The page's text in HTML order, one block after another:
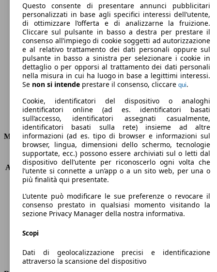
78 g/km
Emissioni di CO2 (combinato)*
Ø 3.3 l/100km
Consumi
Motore e Prestazioni
KW (PS)
245 kW (333 PS)
Accelerazione (0-100 km/h)
5.3s
Velocità massima (km/h)
245 km/h
Coppia
480 nm
Cilindrata
2996 ccm
Carburante
Cilindri
Tipo di trazione
Integrale
Questo consente di presentare annunci pubblicitari
personalizzati in base agli specifici interessi dell’utente,
di ottimizzare l’offerta e di analizzarne la fruizione.
Cliccare sul pulsante in basso a destra per prestare il
consenso all’impiego di cookie soggetti ad autorizzazione
e al relativo trattamento dei dati personali oppure sul
pulsante in basso a sinistra per selezionare i cookie in
dettaglio o per opporsi al trattamento dei dati personali
nella misura in cui ha luogo in base a legittimi interessi.
Se non si intende prestare il consenso, cliccare qui.
Cookie, identificatori del dispositivo o analoghi
identificatori online (ad es. identificatori basati
sull’accesso, identificatori assegnati casualmente,
identificatori basati sulla rete) insieme ad altre
informazioni (ad es. tipo di browser e informazioni sul
browser, lingua, dimensioni dello schermo, tecnologie
supportate, ecc.) possono essere archiviati sul o letti dal
dispositivo dell’utente per riconoscerlo ogni volta che
l’utente si connette a un’app o a un sito web, per una o
più finalità qui presentate.
L’utente può modificare le sue preferenze o revocare il
consenso prestato in qualsiasi momento visitando la
sezione Privacy Manager della nostra informativa.
Scopi
Dati di geolocalizzazione precisi e identificazione
attraverso la scansione del dispositivo